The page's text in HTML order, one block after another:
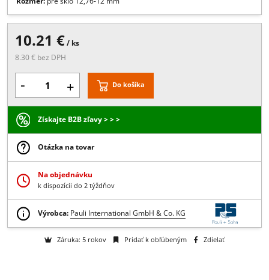
Strieborná
prášková
farba
Imitácia
nerezu
nerezu s
lakom
chróm
Rozmer:pre sklo 12,76-12 mm
10.21 €/ ks
8.30 € bez DPH
- +
Získajte B2B zľavy > > >
Otázka na tovar